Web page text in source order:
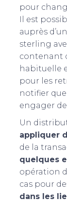
pour
Il est
auprès
sterling
contenant
habituelle
pour les
notifier
engager
Un
appliquer
de la
quelques
opération
cas pour
dans les